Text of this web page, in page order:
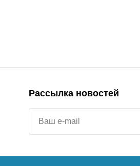
Рассылка новостей